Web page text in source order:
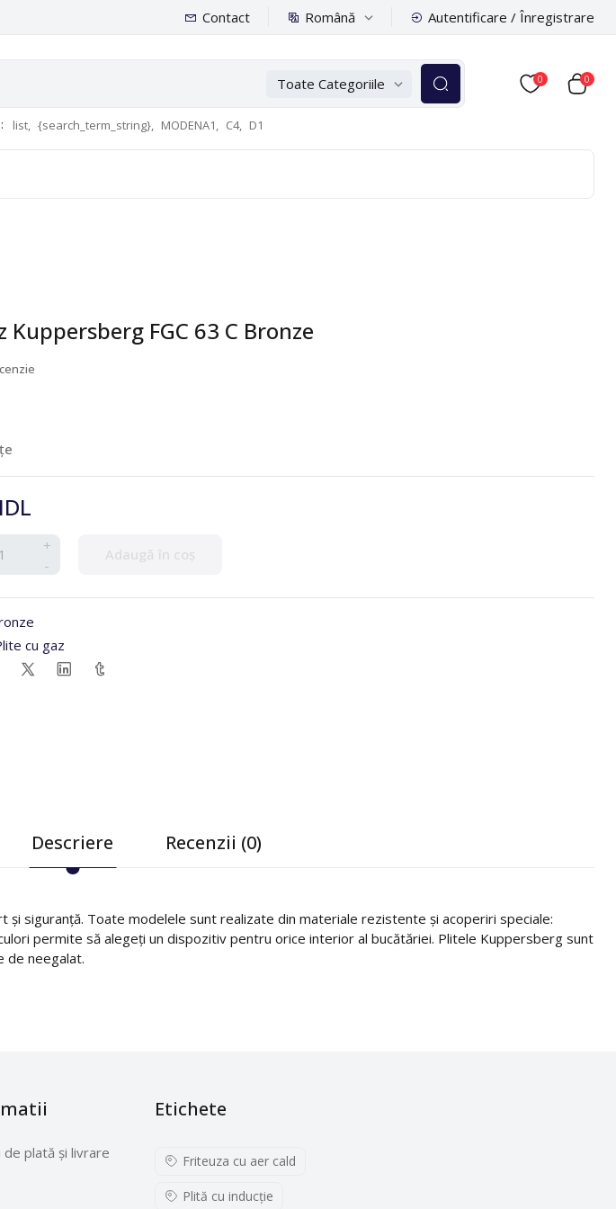
Contact Română Autentificare / Înregistrare
Toate Categoriile
list, {search_term_string}, MODENA1, C4, D1
0 0
Kuppersberg FGC 63 C Bronze
+
-
Adaugă în coș
cu gaz
Descriere Recenzii (0)
și siguranță. Toate modelele sunt realizate din materiale rezistente și acoperiri speciale:
permite să alegeți un dispozitiv pentru orice interior al bucătăriei. Plitele Kuppersberg sunt
de neegalat.
de plată și livrare
Etichete
Friteuza cu aer cald
Plită cu inducţie